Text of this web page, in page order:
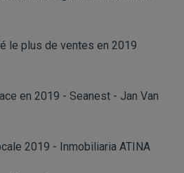
le plus de ventes en 2019
en 2019 - Seanest - Jan Van
2019 - Inmobiliaria ATINA